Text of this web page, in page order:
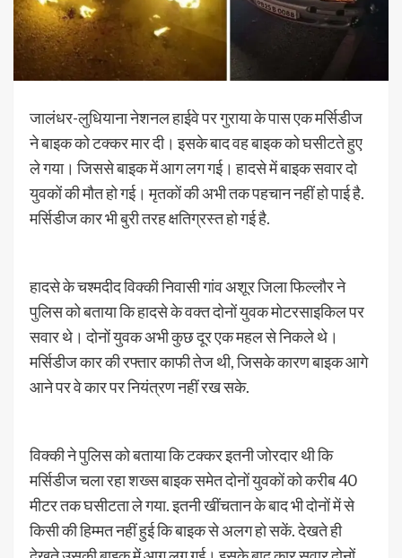
जालंधर-लुधियाना नेशनल हाईवे पर गुराया के पास एक मर्सिडीज
ने बाइक को टक्कर मार दी। इसके बाद वह बाइक को घसीटते हुए
ले गया। जिससे बाइक में आग लग गई। हादसे में बाइक सवार दो
युवकों की मौत हो गई। मृतकों की अभी तक पहचान नहीं हो पाई है.
मर्सिडीज कार भी बुरी तरह क्षतिग्रस्त हो गई है.
हादसे के चश्मदीद विक्की निवासी गांव अशूर जिला फिल्लौर ने
पुलिस को बताया कि हादसे के वक्त दोनों युवक मोटरसाइकिल पर
सवार थे। दोनों युवक अभी कुछ दूर एक महल से निकले थे।
मर्सिडीज कार की रफ्तार काफी तेज थी, जिसके कारण बाइक आगे
आने पर वे कार पर नियंत्रण नहीं रख सके.
विक्की ने पुलिस को बताया कि टक्कर इतनी जोरदार थी कि
मर्सिडीज चला रहा शख्स बाइक समेत दोनों युवकों को करीब 40
मीटर तक घसीटता ले गया. इतनी खींचतान के बाद भी दोनों में से
किसी की हिम्मत नहीं हुई कि बाइक से अलग हो सकें. देखते ही